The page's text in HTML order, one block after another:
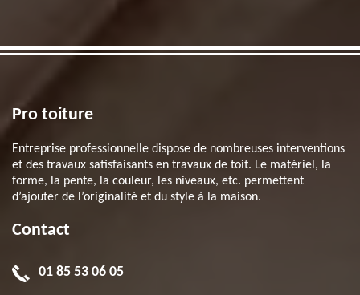
Pro toiture
Entreprise professionnelle dispose de nombreuses interventions
et des travaux satisfaisants en travaux de toit. Le matériel, la
forme, la pente, la couleur, les niveaux, etc. permettent
d’ajouter de l’originalité et du style à la maison.
Contact
01 85 53 06 05